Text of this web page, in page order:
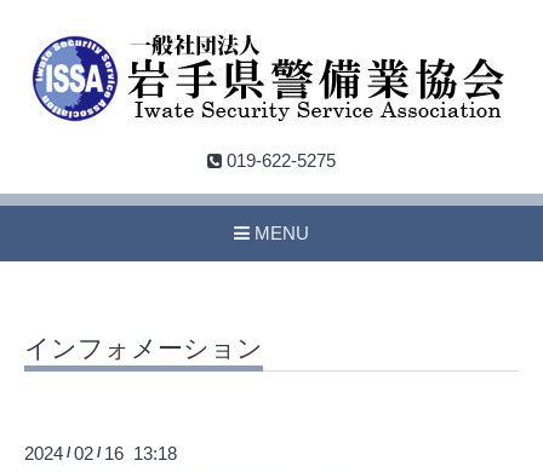
019-622-5275
MENU
インフォメーション
2024 /02 / 16 13:18